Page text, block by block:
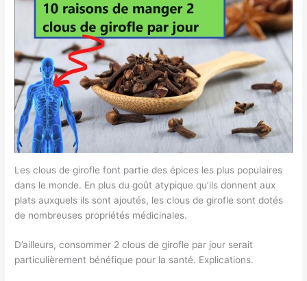
Les clous de girofle font partie des épices les plus populaires
dans le monde. En plus du goût atypique qu’ils donnent aux
plats auxquels ils sont ajoutés, les clous de girofle sont dotés
de nombreuses propriétés médicinales.
D’ailleurs, consommer 2 clous de girofle par jour serait
particulièrement bénéfique pour la santé. Explications.